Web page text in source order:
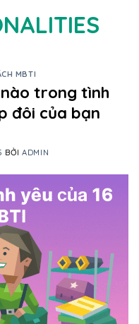
MBTI
trong tình
đôi của bạn
BỞIADMIN